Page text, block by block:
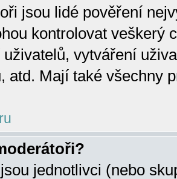
jsou lidé pověření
kontrolovat veškerý
vytváření
atd. Mají také všechny
jednotlivci (nebo